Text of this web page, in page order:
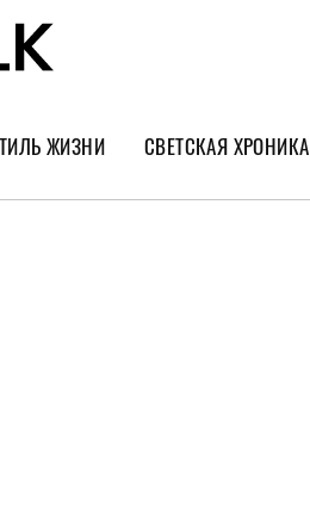
ЖИЗНИ
Культура
СВЕТСКАЯ ХРОНИКА